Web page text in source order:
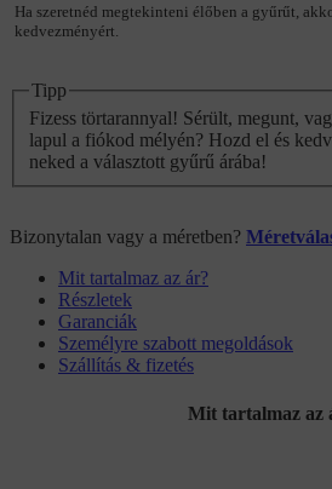
Ha szeretnéd megtekinteni élőben a gyűrűt,
kedvezményért.
Tipp
Fizess törtarannyal! Sérült, megunt,
lapul a fiókod mélyén? Hozd el és
neked a választott gyűrű árába!
Bizonytalan vagy a méretben?
Mit tartalmaz az ár?
Részletek
Garanciák
Személyre szabott megoldások
Szállítás & fizetés
Mit tartalmaz az